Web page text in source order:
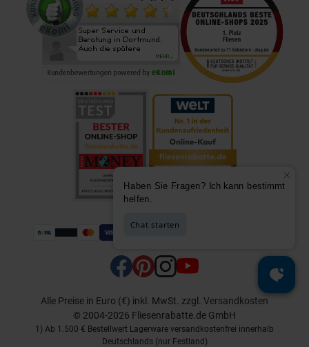
Alle Preise in Euro (€) inkl. MwSt. zzgl. Versandkosten
© 2004-2026 Fliesenrabatte.de GmbH
1) Ab 1.500 € Bestellwert Lagerware versandkostenfrei innerhalb
Deutschlands (nur Festland)